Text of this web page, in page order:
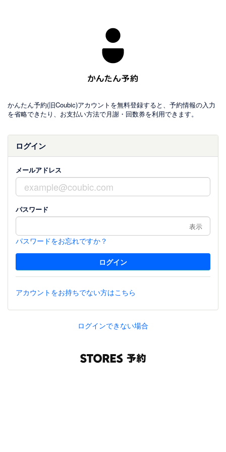
かんたん予約(旧Coubic)アカウントを無料登録すると、予約情報の入力
を省略できたり、お支払い方法で月謝・回数券を利用できます。
ログイン
メールアドレス
パスワード
表示
パスワードをお忘れですか？
アカウントをお持ちでない方はこちら
ログインできない場合